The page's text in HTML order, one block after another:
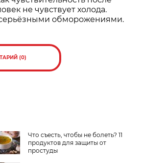
не чувствует холода.
серьёзными обморожениями.
(0)
Что съесть, чтобы не болеть? 11
продуктов для защиты от
простуды